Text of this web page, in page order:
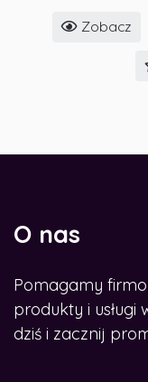
Zobacz
O nas
Pomagamy
produkty i usługi
dziś i zacznij